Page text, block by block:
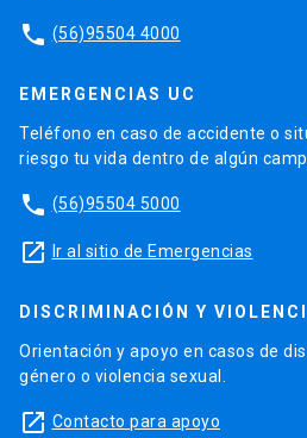
phone (56)95504 4000
EMERGENCIAS UC
Teléfono en caso de accidente o
riesgo tu vida dentro de algún
phone (56)95504 5000
launch Ir al sitio de Emergencias
DISCRIMINACIÓN Y
Orientación y apoyo en casos de
género o violencia sexual.
launch Contacto para apoyo